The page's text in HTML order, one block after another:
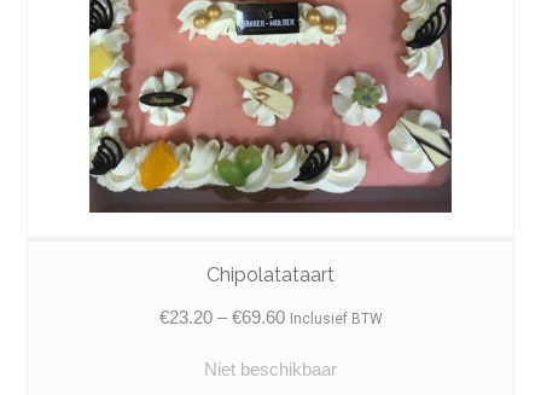
Chipolatataart
€23.20 – €69.60Price
€23.20
Inclusief BTW
Niet beschikbaar